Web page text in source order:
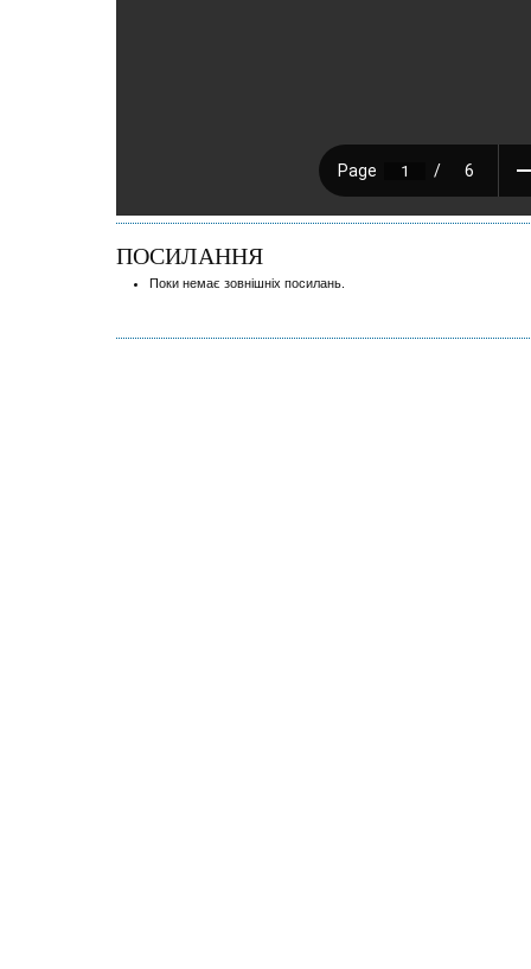
ПОСИЛАННЯ
Поки немає зовнішніх посилань.